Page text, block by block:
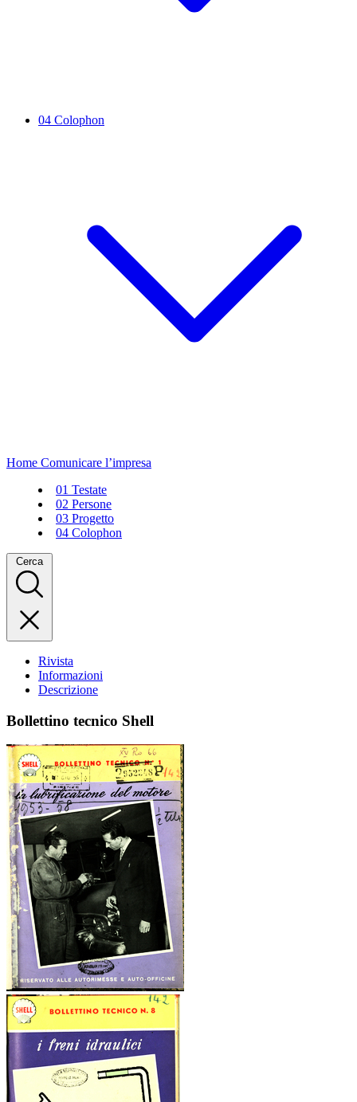
04 Colophon
Home Comunicare l’impresa
01 Testate
02 Persone
03 Progetto
04 Colophon
Cerca
Rivista
Informazioni
Descrizione
Bollettino tecnico Shell